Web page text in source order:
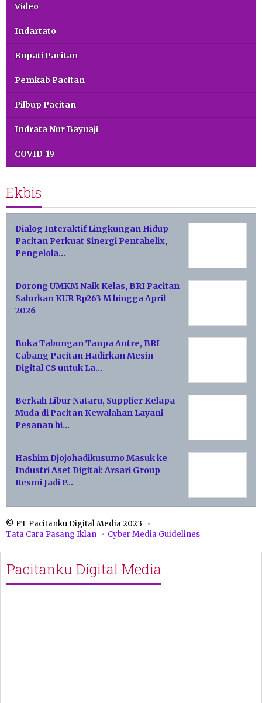
Video
Indartato
Bupati Pacitan
Pemkab Pacitan
Pilbup Pacitan
Indrata Nur Bayuaji
COVID-19
Ekbis
Dialog Interaktif Lingkungan Hidup
Pacitan Perkuat Sinergi Pentahelix,
Pengelola…
Dorong UMKM Naik Kelas, BRI Pacitan
Salurkan KUR Rp263 M hingga April
2026
Buka Tabungan Tanpa Antre, BRI
Cabang Pacitan Hadirkan Mesin
Digital CS untuk La…
Berkah Libur Nataru, Supplier Kelapa
Muda di Pacitan Kewalahan Layani
Pesanan hi…
Hashim Djojohadikusumo Masuk ke
Industri Aset Digital: Arsari Group
Resmi Jadi P…
© PT Pacitanku Digital Media 2023
Tata Cara Pasang Iklan
Cyber Media Guidelines
Pacitanku Digital Media